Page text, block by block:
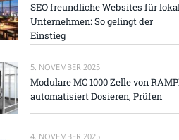
SEO freundliche Websites für
Unternehmen: So gelingt der
Einstieg
5. NOVEMBER 2025
Modulare MC 1000 Zelle von
automatisiert Dosieren, Prüfen
4. NOVEMBER 2025